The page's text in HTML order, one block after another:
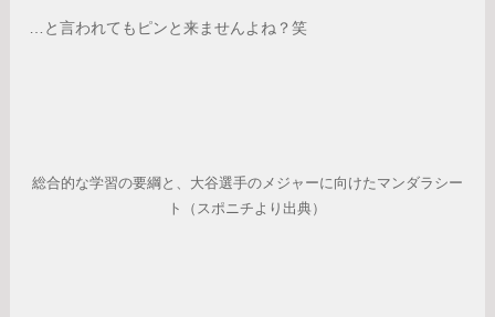
…と言われてもピンと来ませんよね？笑
総合的な学習の要綱と、大谷選手のメジャーに向けたマンダラシー
ト（スポニチより出典）